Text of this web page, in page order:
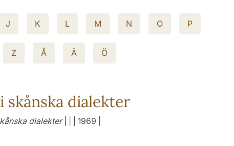
J K L M N O P
Z Å Ä Ö
skånska dialekter
dialekter| | | 1969 |